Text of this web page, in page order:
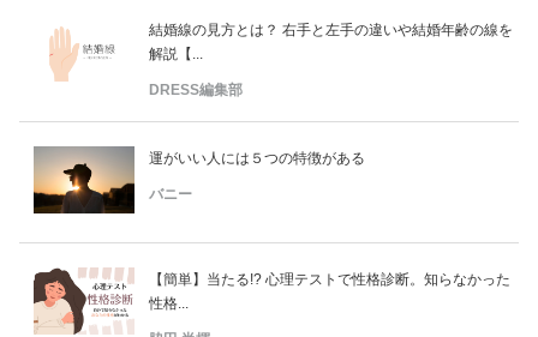
結婚線の見方とは？ 右手と左手の違いや結婚年齢の線を
解説【...
DRESS編集部
運がいい人には５つの特徴がある
バニー
【簡単】当たる!? 心理テストで性格診断。知らなかった
性格...